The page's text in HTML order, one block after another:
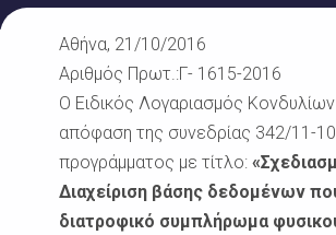
Αθήνα, 21/10/2016
Αριθμός Πρωτ.:Γ- 1615-2016
Ο Ειδικός Λογαριασμός
απόφαση της συνεδρίας 342/11-
προγράμματος με τίτλο:
Διαχείριση βάσης δεδομένων
διατροφικό συμπλήρωμα